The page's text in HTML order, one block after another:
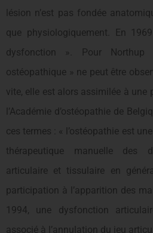
lésion n’est pas fondée
que physiologiquement. En
dysfonction ». Pour
ostéopathique » ne peut être
vite, elle est alors assimilée à une
l’Académie d’ostéopathie de
ces termes : « l’ostéopathie est
thérapeutique manuelle des
articulaire et tissulaire en
participation à l’apparition des
1994, une dysfonction
associé à l’annulation du jeu